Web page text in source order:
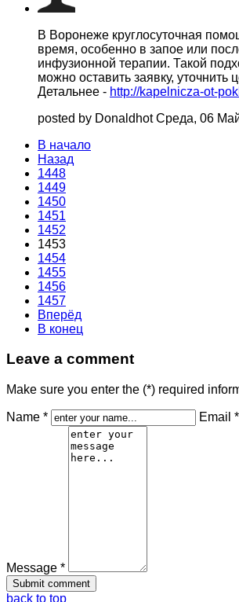
В Воронеже круглосуточная
время, особенно в запое или
инфузионной терапии. Такой
можно оставить заявку,
Детальнее - http://kapelnicza-ot-
posted by DonaldhotСреда, 06
В начало
Назад
1448
1449
1450
1451
1452
1453
1454
1455
1456
1457
Вперёд
В конец
Leave a comment
Make sure you enter the (*) required
Name * Email *
Message *
back to top